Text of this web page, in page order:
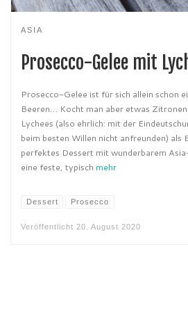
ASIA
Prosecco-Gelee mit
Prosecco-Gelee ist für sich allein schon
Beeren… Kocht man aber etwas
Lychees (also ehrlich: mit der
beim besten Willen nicht anfreunden) als
perfektes Dessert mit wunderbarem
eine feste, typisch mehr
Dessert Prosecco
Veröffentlicht 20. August 2020